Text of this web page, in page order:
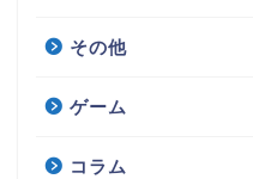
その他
ゲーム
コラム